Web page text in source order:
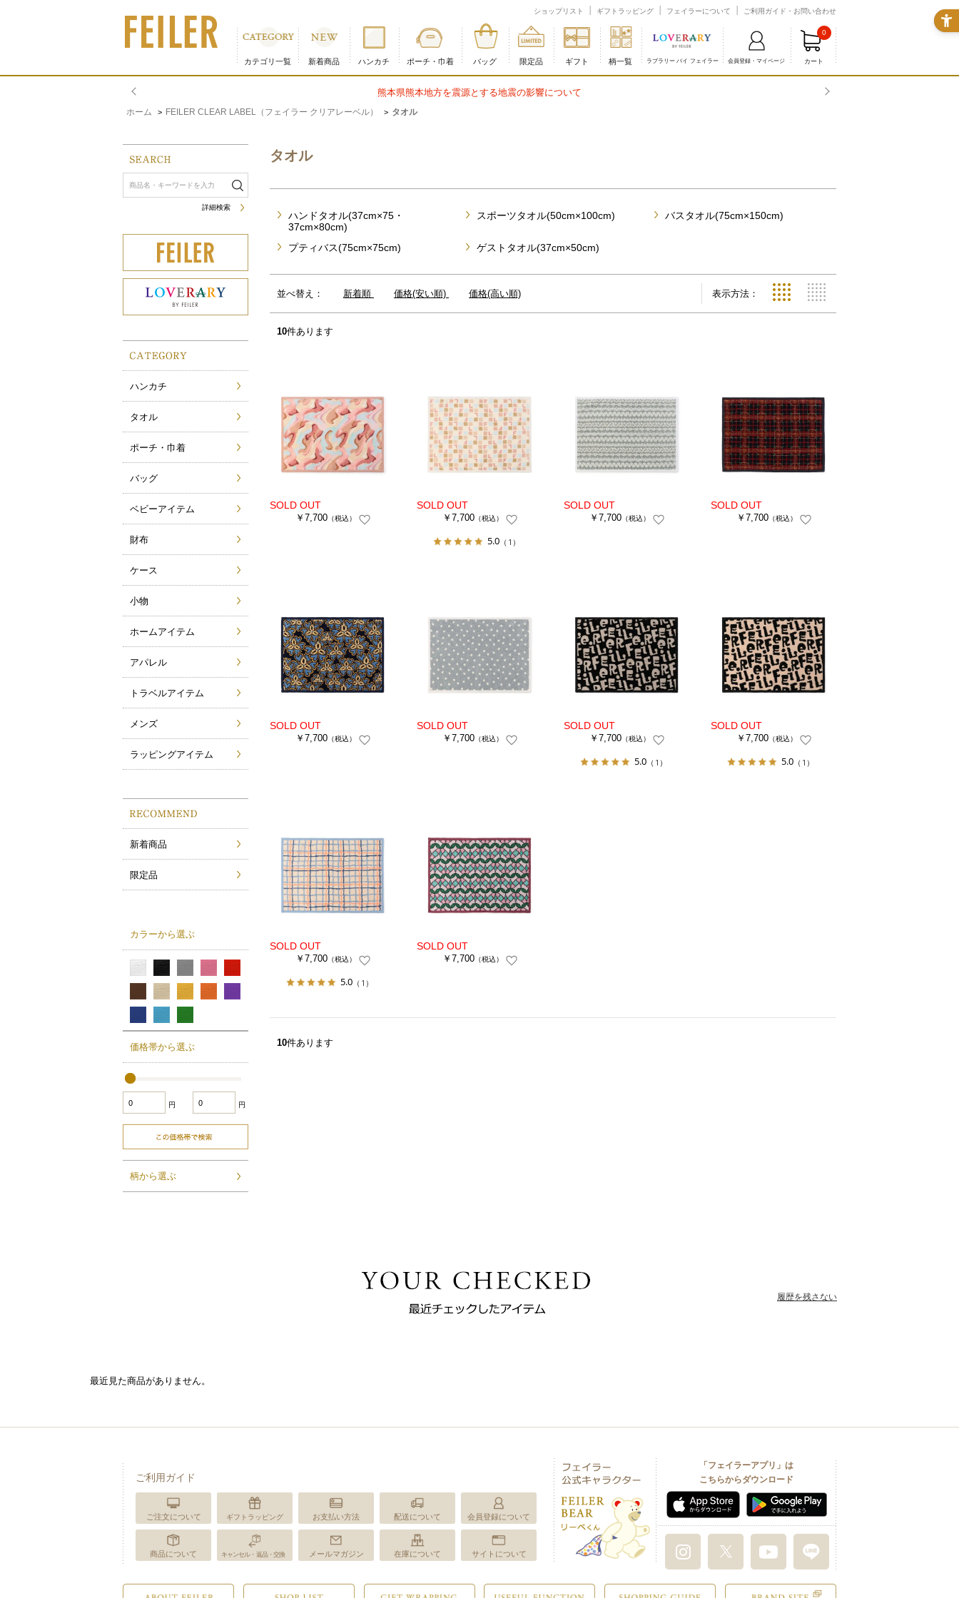
ショップリスト ギフトラッピング フェイラーについて ご利用ガイド・お問い合わせ
カテゴリ一覧 新着商品 ハンカチ ポーチ・巾着 バッグ 限定品 ギフト 柄一覧 ラブラリー バイ フェイラー 会員登録・マイページ カート
0
熊本県熊本地方を震源とする地震の影響について
ホーム > FEILER CLEAR LABEL（フェイラー クリアレーベル） > タオル
タオル
ハンドタオル(37cm×75・
37cm×80cm)
スポーツタオル(50cm×100cm) バスタオル(75cm×150cm)
プティバス(75cm×75cm) ゲストタオル(37cm×50cm)
表示方法：
サムネイル(5列) 並べ替え： 新着順 価格(安い順) 価格(高い順)
10件あります
￥7,700（税込） ￥7,700（税込）
5.0 （1）
￥7,700（税込） ￥7,700（税込）
￥7,700（税込） ￥7,700（税込） ￥7,700（税込）
5.0 （1）
￥7,700（税込）
5.0 （1）
￥7,700（税込）
5.0 （1）
￥7,700（税込）
10件あります
詳細検索
ハンカチ
タオル
ポーチ・巾着
バッグ
ベビーアイテム
財布
ケース
小物
ホームアイテム
アパレル
トラベルアイテム
メンズ
ラッピングアイテム
新着商品
限定品
カラーから選ぶ
価格帯から選ぶ
円 円
柄から選ぶ
最近見た商品がありません。
履歴を残さない
ご利用ガイド
ご注文について ギフトラッピング お支払い方法 配送について 会員登録について
商品について キャンセル・返品・交換 メールマガジン 在庫について サイトについて
「フェイラーアプリ」は
こちらからダウンロード